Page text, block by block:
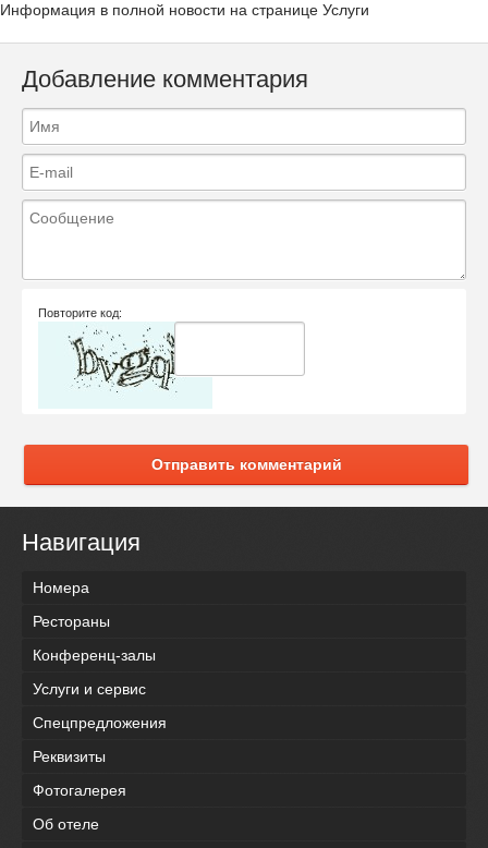
Информация в полной новости на странице Услуги
Добавление комментария
Повторите код:
Отправить комментарий
Навигация
Номера
Рестораны
Конференц-залы
Услуги и сервис
Спецпредложения
Реквизиты
Фотогалерея
Об отеле